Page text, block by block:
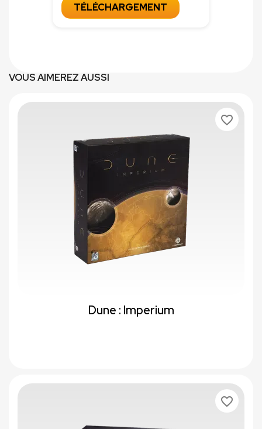
TÉLÉCHARGEMENT
VOUS AIMEREZ AUSSI
Dune : Imperium
favorite_border
favorite_border